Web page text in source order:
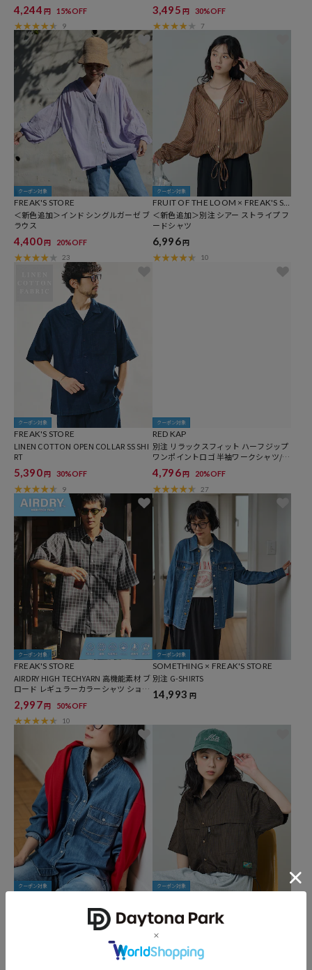
4,244 円 15%OFF
9
3,495 円 30%OFF
7
クーポン対象
FREAK'S STORE
＜新色追加＞インド シングルガーゼ ブ
ラウス
4,400円 20%OFF
23
クーポン対象
FRUIT OF THE LOOM × FREAK'S ST
ORE
＜新色追加＞別注 シアー ストライプ フ
ードシャツ
6,996円
10
クーポン対象
FREAK'S STORE
LINEN COTTON OPEN COLLAR SS SHI
RT
5,390 円 30%OFF
9
クーポン対象
RED KAP
別注 リラックスフィット ハーフジップ
ワンポイントロゴ 半袖ワークシャツ/チ
ェック
4,796 円 20%OFF
27
クーポン対象
FREAK'S STORE
AIRDRY HIGH TECHYARN 高機能素材 ブ
ロード レギュラーカラーシャツ ショー
トスリーブ 吸水速乾
2,997円 50%OFF
10
クーポン対象
SOMETHING × FREAK'S STORE
別注 G-SHIRTS
14,993 円
クーポン対象
別注 FRILL COLLAR DENIM SHIRTS
クーポン対象
＜新色追加＞別注 フィッシングポケッ
ト ショートスリーブシャツ
5,596
16